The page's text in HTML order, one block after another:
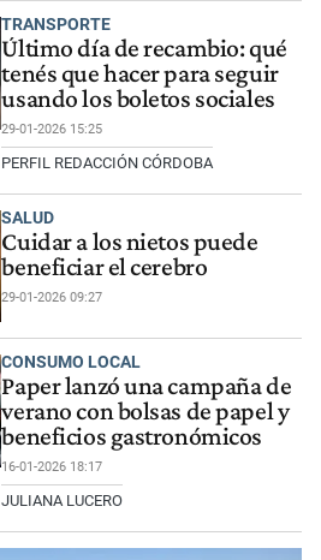
TRANSPORTE
Último día de recambio: qué
tenés que hacer para seguir
usando los boletos sociales
29-01-2026 15:25
PERFIL REDACCIÓN CÓRDOBA
SALUD
Cuidar a los nietos puede
beneficiar el cerebro
29-01-2026 09:27
CONSUMO LOCAL
Paper lanzó una campaña de
verano con bolsas de papel y
beneficios gastronómicos
16-01-2026 18:17
JULIANA LUCERO